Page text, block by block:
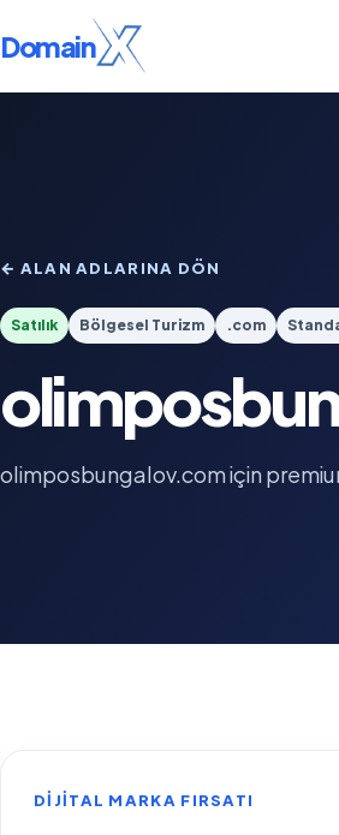
Domain
← ALAN ADLARINA DÖN
Satılık Bölgesel Turizm .com
olimposbungalov.com için
DIJITAL MARKA FIRSATI